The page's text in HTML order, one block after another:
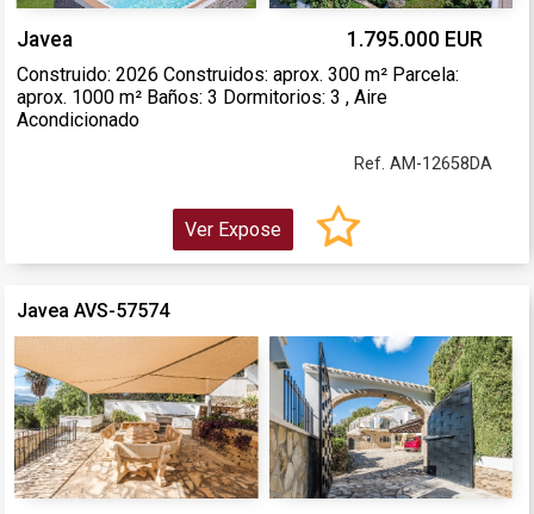
Javea 1.795.000 EUR
Construido: 2026 Construidos: aprox. 300 m² Parcela:
aprox. 1000 m² Baños: 3 Dormitorios: 3 , Aire
Acondicionado
Ref. AM-12658DA
Ver Expose
Javea AVS-57574